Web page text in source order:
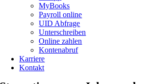
MyBooks
Payroll online
UID Abfrage
Unterschreiben
Online zahlen
Kontenabruf
Karriere
Kontakt